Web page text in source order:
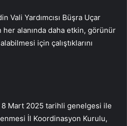
Vali Yardımcısı Büşra Uçar
her alanında daha etkin, görünür
için çalıştıklarını
8 Mart 2025 tarihli genelgesi ile
İl Koordinasyon Kurulu,